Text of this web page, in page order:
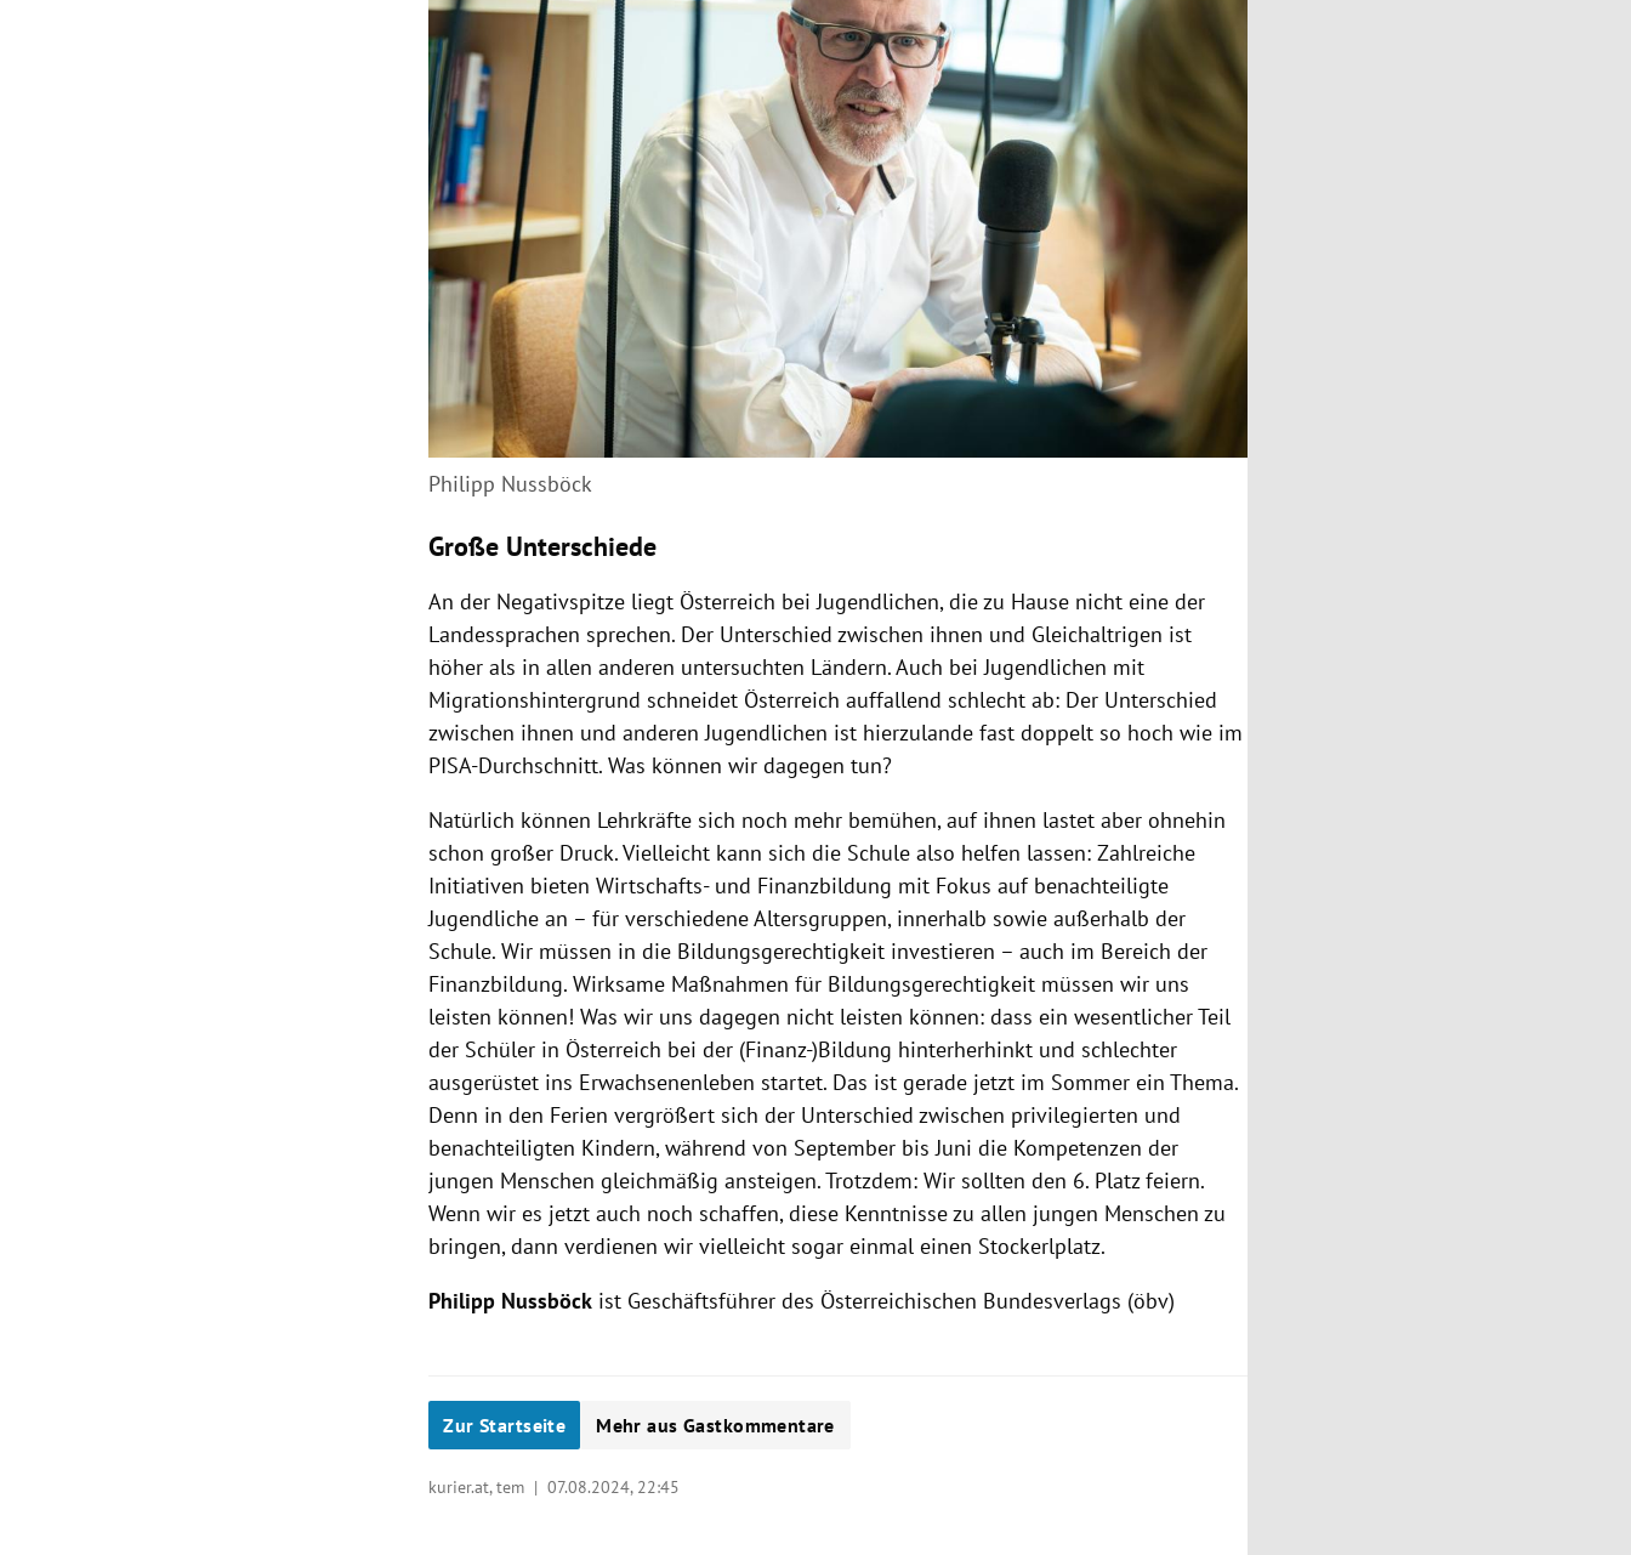
Philipp Nussböck
Große Unterschiede
An der Negativspitze liegt Österreich bei Jugendlichen, die zu Hause nicht eine der
Landessprachen sprechen. Der Unterschied zwischen ihnen und Gleichaltrigen ist
höher als in allen anderen untersuchten Ländern. Auch bei Jugendlichen mit
Migrationshintergrund schneidet Österreich auffallend schlecht ab: Der Unterschied
zwischen ihnen und anderen Jugendlichen ist hierzulande fast doppelt so hoch wie im
PISA-Durchschnitt. Was können wir dagegen tun?
Natürlich können Lehrkräfte sich noch mehr bemühen, auf ihnen lastet aber ohnehin
schon großer Druck. Vielleicht kann sich die Schule also helfen lassen: Zahlreiche
Initiativen bieten Wirtschafts- und Finanzbildung mit Fokus auf benachteiligte
Jugendliche an – für verschiedene Altersgruppen, innerhalb sowie außerhalb der
Schule. Wir müssen in die Bildungsgerechtigkeit investieren – auch im Bereich der
Finanzbildung. Wirksame Maßnahmen für Bildungsgerechtigkeit müssen wir uns
leisten können! Was wir uns dagegen nicht leisten können: dass ein wesentlicher Teil
der Schüler in Österreich bei der (Finanz-)Bildung hinterherhinkt und schlechter
ausgerüstet ins Erwachsenenleben startet. Das ist gerade jetzt im Sommer ein Thema.
Denn in den Ferien vergrößert sich der Unterschied zwischen privilegierten und
benachteiligten Kindern, während von September bis Juni die Kompetenzen der
jungen Menschen gleichmäßig ansteigen. Trotzdem: Wir sollten den 6. Platz feiern.
Wenn wir es jetzt auch noch schaffen, diese Kenntnisse zu allen jungen Menschen zu
bringen, dann verdienen wir vielleicht sogar einmal einen Stockerlplatz.
Philipp Nussböck ist Geschäftsführer des Österreichischen Bundesverlags (öbv)
Zur Startseite Mehr aus Gastkommentare
kurier.at, tem |07.08.2024, 22:45